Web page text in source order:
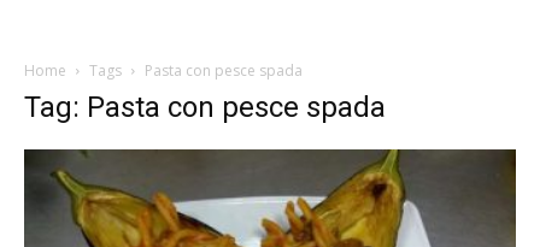
Home Tags Pasta con pesce spada
Tag: Pasta con pesce spada